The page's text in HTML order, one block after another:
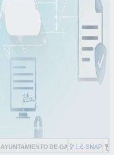
AYUNTAMIENTO DE GARRUCHA
1.0-